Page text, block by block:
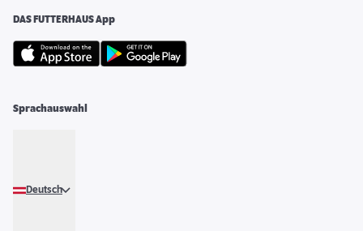
DAS FUTTERHAUS App
Sprachauswahl
Deutsch